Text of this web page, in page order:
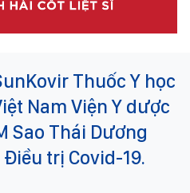
Thuốc Y học
Nam Viện Y dược
Sao Thái Dương
trị Covid-19.